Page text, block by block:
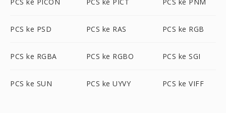
PCS ke PSD PCS ke RAS PCS ke RGB
PCS ke RGBA PCS ke RGBO PCS ke SGI
PCS ke SUN PCS ke UYVY PCS ke VIFF